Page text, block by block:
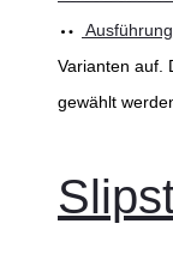
Varianten auf.
gewählt